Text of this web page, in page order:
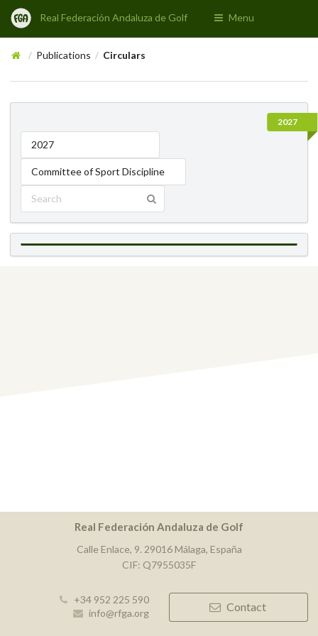
Real Federación Andaluza de Golf Menu
/ Publications / Circulars
2027
2027
Committee of Sport Discipline
Real Federación Andaluza de Golf
Calle Enlace, 9. 29016 Málaga, España
CIF: Q7955035F
+34 952 225 590
info@rfga.org
Contact